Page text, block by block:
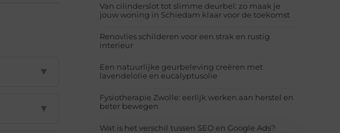
▼
▼
Van cilinderslot tot slimme deurbel: zo maak je
jouw woning in Schiedam klaar voor de toekomst
Renovlies schilderen voor een strak en rustig
interieur
Een natuurlijke geurbeleving creëren met
lavendelolie en eucalyptusolie
Fysiotherapie Zwolle: eerlijk werken aan herstel en
beter bewegen
Wat is het verschil tussen SEO en Google Ads?